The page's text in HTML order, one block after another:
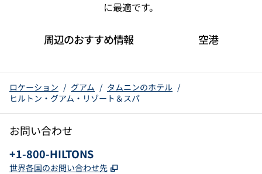
に最適です。
周辺のおすすめ情報 空港
ロケーション / グアム / タムニンのホテル /
ヒルトン・グアム・リゾート＆スパ
お問い合わせ
電話：
+1-800-HILTONS
世界各国のお問い合わせ先 ,